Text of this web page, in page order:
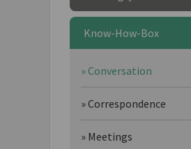
Know-How-Box
» Conversation
» Correspondence
» Meetings